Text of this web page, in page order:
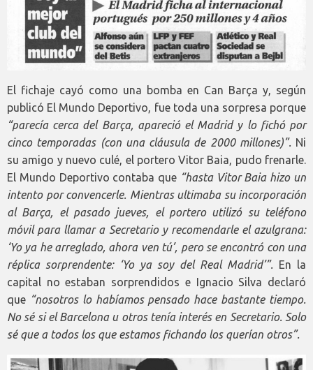
El fichaje cayó como una bomba en Can Barça y, según
publicó El Mundo Deportivo, fue toda una sorpresa porque
“parecía cerca del Barça, apareció el Madrid y lo fichó por
cinco temporadas (con una cláusula de 2000 millones)”. Ni
su amigo y nuevo culé, el portero Vitor Baia, pudo frenarle.
El Mundo Deportivo contaba que “hasta Vitor Baia hizo un
intento por convencerle. Mientras ultimaba su incorporación
al Barça, el pasado jueves, el portero utilizó su teléfono
móvil para llamar a Secretario y recomendarle el azulgrana:
‘Yo ya he arreglado, ahora ven tú’, pero se encontró con una
réplica sorprendente: ‘Yo ya soy del Real Madrid’”. En la
capital no estaban sorprendidos e Ignacio Silva declaró
que “nosotros lo habíamos pensado hace bastante tiempo.
No sé si el Barcelona u otros tenía interés en Secretario. Solo
sé que a todos los que estamos fichando los querían otros”.